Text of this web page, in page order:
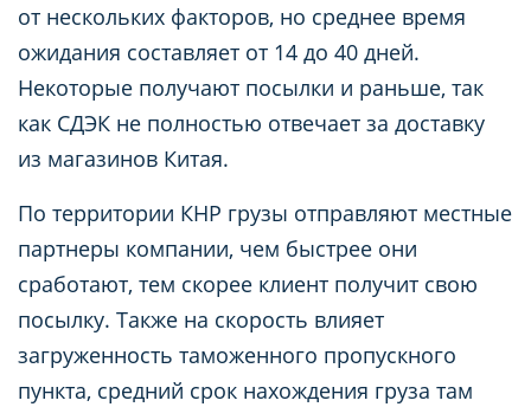
от нескольких факторов, но среднее время
ожидания составляет от 14 до 40 дней.
Некоторые получают посылки и раньше, так
как СДЭК не полностью отвечает за доставку
из магазинов Китая.
По территории КНР грузы отправляют местные
партнеры компании, чем быстрее они
сработают, тем скорее клиент получит свою
посылку. Также на скорость влияет
загруженность таможенного пропускного
пункта, средний срок нахождения груза там